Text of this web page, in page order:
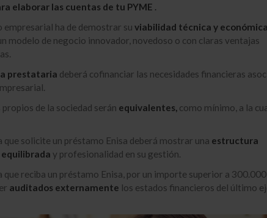
elaborar las cuentas de tu PYME .
empresarial ha de demostrar su viabilidad técnica y económica
modelo de negocio innovador, novedoso o con claras ventajas
prestataria deberá cofinanciar las necesidades financieras
de la sociedad serán equivalentes, como mínimo, a la
que solicite un préstamo Enisa deberá mostrar una estructura
y profesionalidad en su gestión.
que reciba un préstamo Enisa, por un importe superior a 300.000
auditados externamente los estados financieros del último